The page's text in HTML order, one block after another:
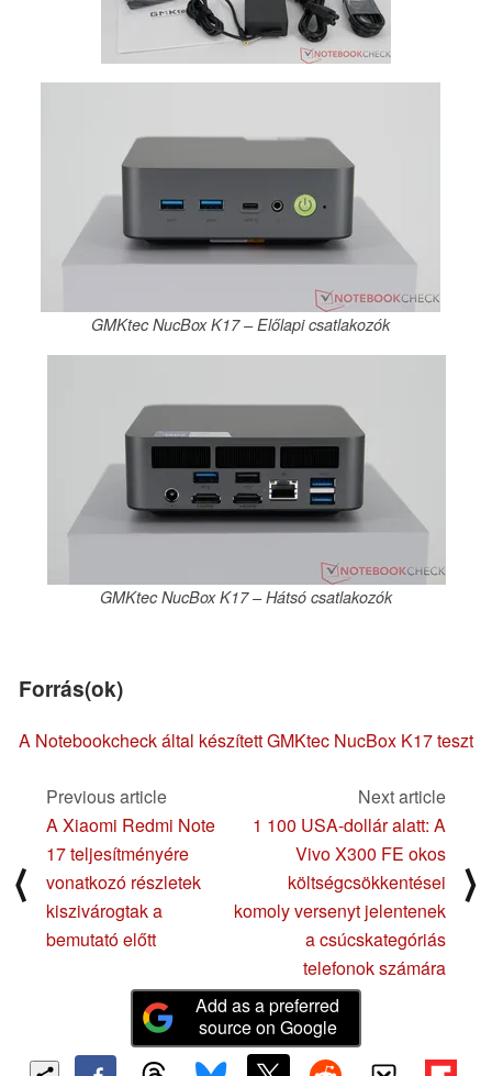
GMKtec NucBox K17 – Előlapi csatlakozók
GMKtec NucBox K17 – Hátsó csatlakozók
Forrás(ok)
A Notebookcheck által készített GMKtec NucBox K17 teszt
⟨
Previous article
A Xiaomi Redmi Note
17 teljesítményére
vonatkozó részletek
kiszivárogtak a
bemutató előtt
Next article
1 100 USA-dollár alatt: A
Vivo X300 FE okos
költségcsökkentései
komoly versenyt jelentenek
a csúcskategóriás
telefonok számára
⟩
Add as a preferred
source on Google